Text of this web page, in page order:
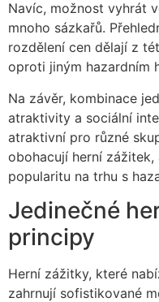
Navíc, možnost vyhrát
mnoho sázkařů.
rozdělení cen dělají z
oproti jiným hazardním
Na závěr, kombinace
atraktivity a sociální
atraktivní pro různé
obohacují herní
popularitu na trhu s
Jedinečné
principy
Herní zážitky, které
zahrnují sofistikované